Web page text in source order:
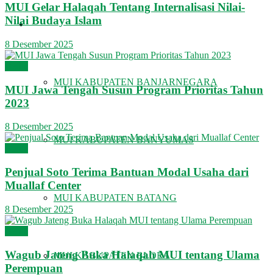
MUI KABUPATEN/KOTA
MUI KABUPATEN BANJARNEGARA
MUI KABUPATEN BANYUMAS
MUI KABUPATEN BATANG
MUI KABUPATEN BLORA
MUI Gelar Halaqah Tentang Internalisasi Nilai-
Nilai Budaya Islam
8 Desember 2025
MUI Jawa Tengah Susun Program Prioritas Tahun
2023
8 Desember 2025
Penjual Soto Terima Bantuan Modal Usaha dari
Muallaf Center
8 Desember 2025
Wagub Jateng Buka Halaqah MUI tentang Ulama
Perempuan